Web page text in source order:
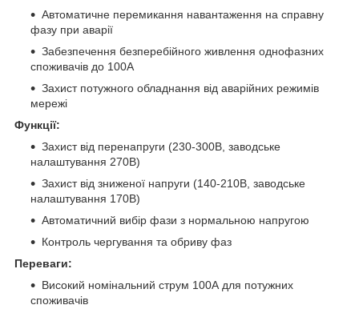
Автоматичне перемикання навантаження на справну
фазу при аварії
Забезпечення безперебійного живлення однофазних
споживачів до 100А
Захист потужного обладнання від аварійних режимів
мережі
Функції:
Захист від перенапруги (230-300В, заводське
налаштування 270В)
Захист від зниженої напруги (140-210В, заводське
налаштування 170В)
Автоматичний вибір фази з нормальною напругою
Контроль чергування та обриву фаз
Переваги:
Високий номінальний струм 100А для потужних
споживачів